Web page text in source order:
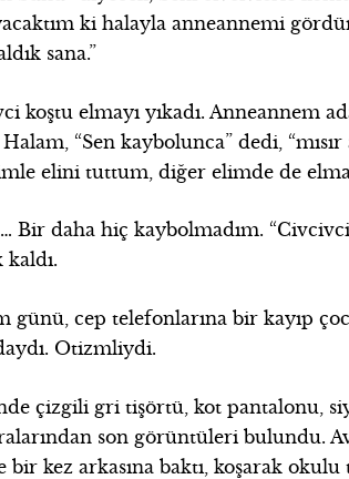
ki halayla anneannemi
sana.”
koştu elmayı yıkadı. Anneannem
“Sen kaybolunca” dedi,
elini tuttum, diğer elimde de
Bir daha hiç kaybolmadım.
kaldı.
günü, cep telefonlarına bir kayıp
Otizmliydi.
çizgili gri tişörtü, kot pantalonu,
son görüntüleri bulundu.
bir kez arkasına baktı, koşarak okulu